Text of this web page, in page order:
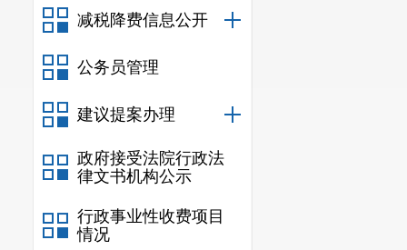
减税降费信息公开
公务员管理
建议提案办理
政府接受法院行政法
律文书机构公示
行政事业性收费项目
情况